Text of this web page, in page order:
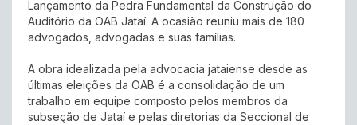
Lançamento da Pedra Fundamental da Construção do
Auditório da OAB Jataí. A ocasião reuniu mais de 180
advogados, advogadas e suas famílias.
A obra idealizada pela advocacia jataiense desde as
últimas eleições da OAB é a consolidação de um
trabalho em equipe composto pelos membros da
subseção de Jataí e pelas diretorias da Seccional de